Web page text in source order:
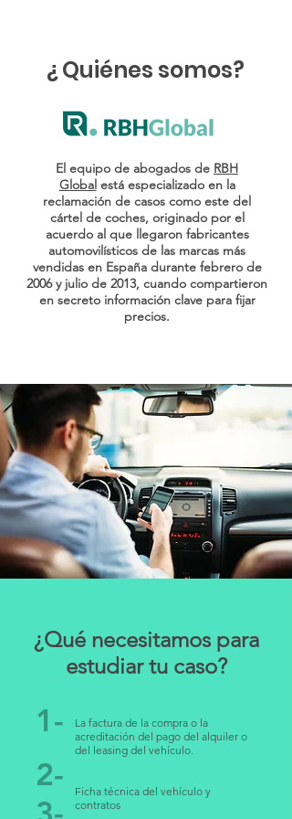
¿ Quiénes somos?
El equipo de abogados de RBH
Globalestá especializado en la
reclamación de casos como este del
cártel de coches, originado por el
acuerdo al que llegaron fabricantes
automovilísticos de las marcas más
vendidas en España durante febrero de
2006 y julio de 2013, cuando compartieron
en secreto información clave para fijar
precios.
¿Qué necesitamos para
estudiar tu caso?
1-
2-
La factura de la compra o la
acreditación del pago del alquiler o
del leasing del vehículo.
Ficha técnica del vehículo y
contratos